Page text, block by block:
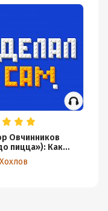
Овчинников
пицца»): Как
успех?
запись